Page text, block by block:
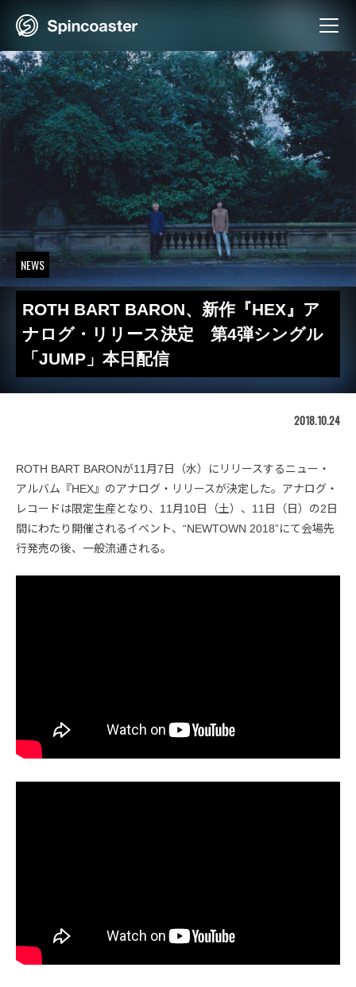
NEWS
ROTH BART BARON、新作『HEX』ア
ナログ・リリース決定 第4弾シングル
「JUMP」本日配信
2018.10.24
ROTH BART BARONが11月7日（水）にリリースするニュー・
アルバム『HEX』のアナログ・リリースが決定した。アナログ・
レコードは限定生産となり、11月10日（土）、11日（日）の2日
間にわたり開催されるイベント、“NEWTOWN 2018”にて会場先
行発売の後、一般流通される。